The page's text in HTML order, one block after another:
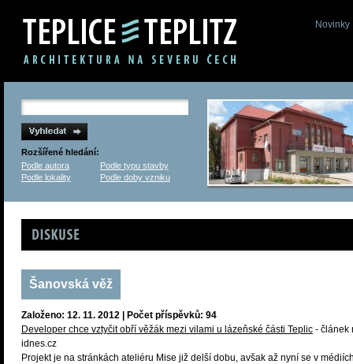
Novinky
Rozšířené hledání:
Podle autora
Podle typu stavby
Podle lokality
Podle doby vzniku
Diskuse
Šanovská věž
Založeno: 12. 11. 2012 | Počet příspěvků: 94
Developer chce vztyčit obří věžák mezi vilami u lázeňské části Teplic - článek
idnes.cz
Projekt je na stránkách ateliéru Mise již delší dobu, avšak až nyní se v